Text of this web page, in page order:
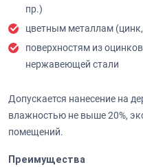
пр.)
цветным металлам
поверхностям из
нержавеющей стали
Допускается нанесение на
влажностью не выше 20%,
помещений.
Преимущества